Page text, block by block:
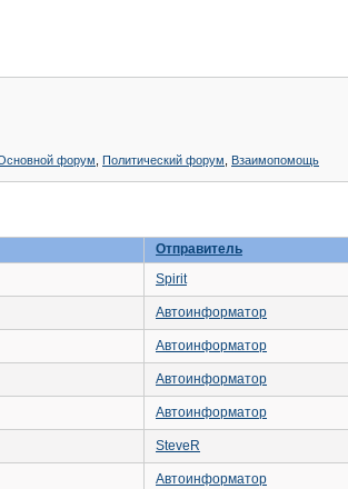
форум Политический форум Взаимопомощь
Отправитель
Spirit
Автоинформатор
Автоинформатор
Автоинформатор
Автоинформатор
SteveR
Автоинформатор